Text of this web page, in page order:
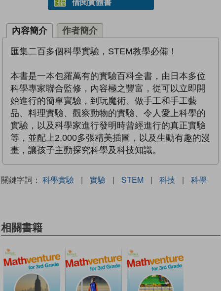
借閱實體書
內容簡介 作者簡介
匯集二百多個科學實驗，STEM教學必備！
本書是一本包羅萬有的實驗百科全書，由日本多位
科學專家聯合監修，內容極之豐富，從可以立即開
始進行的簡單實驗，到玩魔術、做手工和手工藝
品、料理實驗、觀察動物的實驗、令人愛上科學的
實驗，以及科學家進行發明時曾經進行的真正實驗
等，並配上2,000多張精美插圖，以及生動有趣的漫
畫，讓孩子主動探究科學及科技知識。
關鍵字詞： 科學實驗 | 實驗 | STEM | 科技 | 科學
相關書籍